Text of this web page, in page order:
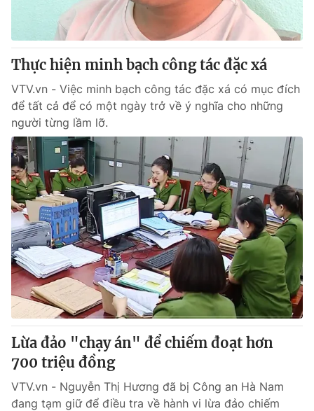
Thực hiện minh bạch công tác đặc xá
VTV.vn - Việc minh bạch công tác đặc xá có mục đích
để tất cả để có một ngày trở về ý nghĩa cho những
người từng lầm lỡ.
Lừa đảo "chạy án" để chiếm đoạt hơn
700 triệu đồng
VTV.vn - Nguyễn Thị Hương đã bị Công an Hà Nam
đang tạm giữ để điều tra về hành vi lừa đảo chiếm